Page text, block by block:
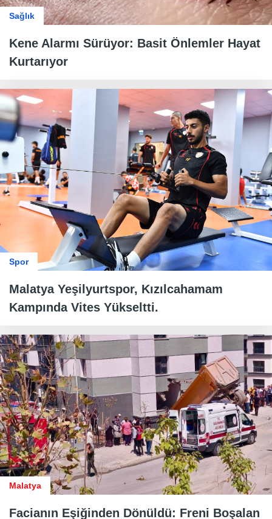
Sağlık
Kene Alarmı Sürüyor: Basit Önlemler Hayat
Kurtarıyor
Spor
Malatya Yeşilyurtspor, Kızılcahamam
Kampında Vites Yükseltti.
Malatya
Facianın Eşiğinden Dönüldü: Freni Boşalan